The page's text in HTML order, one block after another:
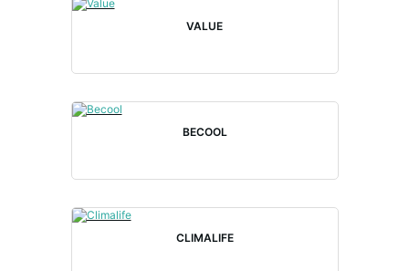
VALUE
BECOOL
CLIMALIFE